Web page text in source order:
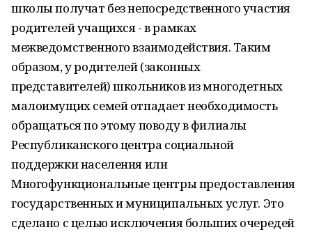
школы получат без непосредственного участия
родителей учащихся - в рамках
межведомственного взаимодействия. Таким
образом, у родителей (законных
представителей) школьников из многодетных
малоимущих семей отпадает необходимость
обращаться по этому поводу в филиалы
Республиканского центра социальной
поддержки населения или
Многофункциональные центры предоставления
государственных и муниципальных услуг. Это
сделано с целью исключения больших очередей